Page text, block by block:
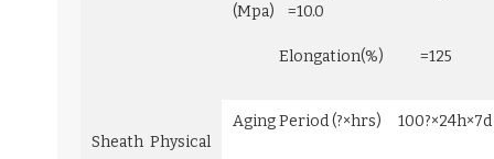
Sheath Physical
(Mpa) =10.0
Elongation(%) =125
Aging Period (?×hrs) 100?×24h×7d